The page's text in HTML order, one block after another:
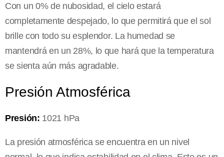
Con un 0% de nubosidad, el cielo estará
completamente despejado, lo que permitirá que el sol
brille con todo su esplendor. La humedad se
mantendrá en un 28%, lo que hará que la temperatura
se sienta aún más agradable.
Presión Atmosférica
Presión: 1021 hPa
La presión atmosférica se encuentra en un nivel